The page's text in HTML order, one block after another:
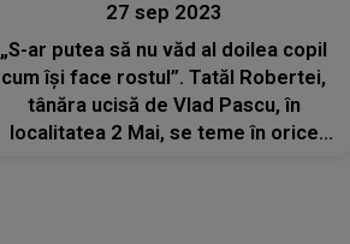
27 sep 2023
„S-ar putea să nu văd al doilea copil
cum își face rostul”. Tatăl Robertei,
tânăra ucisă de Vlad Pascu, în
localitatea 2 Mai, se teme în orice